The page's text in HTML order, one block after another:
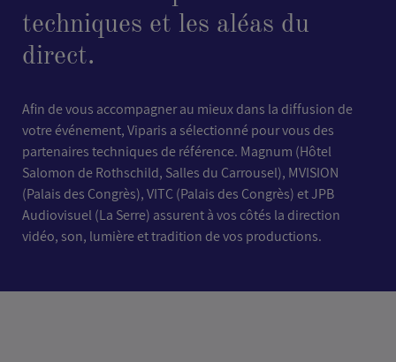
techniques et les aléas du
direct.
Afin de vous accompagner au mieux dans la diffusion de
votre événement, Viparis a sélectionné pour vous des
partenaires techniques de référence. Magnum (Hôtel
Salomon de Rothschild, Salles du Carrousel), MVISION
(Palais des Congrès), VITC (Palais des Congrès) et JPB
Audiovisuel (La Serre) assurent à vos côtés la direction
vidéo, son, lumière et tradition de vos productions.